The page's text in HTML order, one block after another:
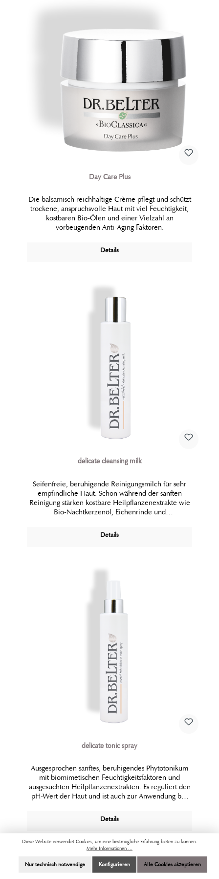
Day Care Plus
Die balsamisch reichhaltige Crème pflegt und schützt
trockene, anspruchsvolle Haut mit viel Feuchtigkeit,
kostbaren Bio-Ölen und einer Vielzahl an
vorbeugenden Anti-Aging Faktoren.
Details
delicate cleansing milk
Seifenfreie, beruhigende Reinigungsmilch für sehr
empfindliche Haut. Schon während der sanften
Reinigung stärken kostbare Heilpflanzenextrakte wie
Bio-Nachtkerzenöl, Eichenrinde und
Auch bei gereizter Haut mit Neigung zu
Ekzembildung und Psoriasis geeignet. Frei von Duft-
Details
delicate tonic spray
Ausgesprochen sanftes, beruhigendes Phytotonikum
mit biomimetischen Feuchtigkeitsfaktoren und
ausgesuchten Heilpflanzenextrakten. Es reguliert den
pH-Wert der Haut und ist auch zur Anwendung bei
Psoriasis geeignet. Frei von Alkohol, Duft- und
Farbstoffen.
Details
Diese Website verwendet Cookies, um eine bestmögliche Erfahrung bieten zu können.
Mehr Informationen ...
Nur technisch notwendige Konfigurieren Alle Cookies akzeptieren